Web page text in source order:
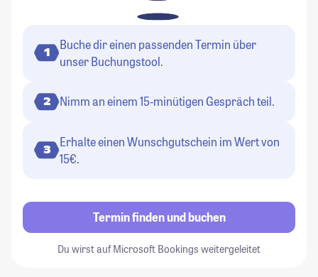
1
Buche dir einen passenden Termin über
unser Buchungstool.
2 Nimm an einem 15-minütigen Gespräch teil.
3
Erhalte einen Wunschgutschein im Wert von
15€.
Termin finden und buchen
Du wirst auf Microsoft Bookings weitergeleitet